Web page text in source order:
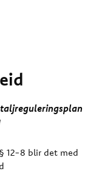
12-8 blir det med